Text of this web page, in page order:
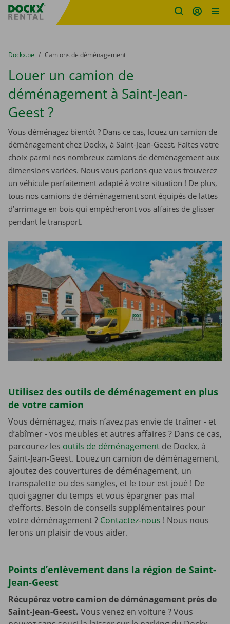
sitename
You are here:
du
Dockx.be to
Camions de déménagement
Louer un camion de
déménagement à Saint-Jean-
Geest ?
Vous déménagez bientôt ? Dans ce cas, louez un camion de
déménagement chez Dockx, à Saint-Jean-Geest. Faites votre
choix parmi nos nombreux camions de déménagement aux
dimensions variées. Nous vous parions que vous trouverez
un véhicule parfaitement adapté à votre situation ! De plus,
tous nos camions de déménagement sont équipés de lattes
d’arrimage en bois qui empêcheront vos affaires de glisser
pendant le transport.
Utilisez des outils de déménagement en plus
de votre camion
Vous déménagez, mais n’avez pas envie de traîner - et
d’abîmer - vos meubles et autres affaires ? Dans ce cas,
parcourez les outils de déménagement de Dockx, à
Saint-Jean-Geest. Louez un camion de déménagement,
ajoutez des couvertures de déménagement, un
transpalette ou des sangles, et le tour est joué ! De
quoi gagner du temps et vous épargner pas mal
d’efforts. Besoin de conseils supplémentaires pour
votre déménagement ? Contactez-nous ! Nous nous
ferons un plaisir de vous aider.
Points d’enlèvement dans la région de Saint-
Jean-Geest
Récupérez votre camion de déménagement près de
Saint-Jean-Geest. Vous venez en voiture ? Vous